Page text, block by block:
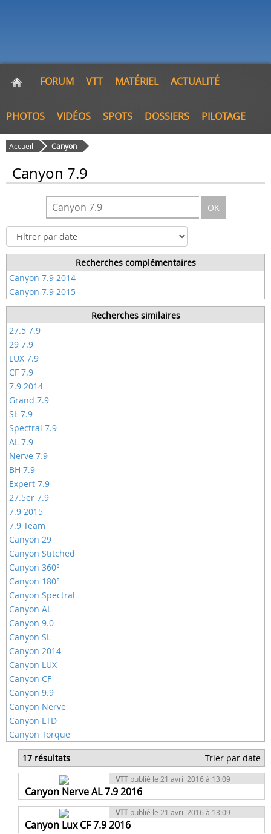
FORUM VTT MATÉRIEL ACTUALITÉ
PHOTOS VIDÉOS SPOTS DOSSIERS PILOTAGE
Accueil Canyon
Canyon 7.9
OK
Recherches complémentaires
Canyon 7.9 2014
Canyon 7.9 2015
Recherches similaires
27.5 7.9
29 7.9
LUX 7.9
CF 7.9
7.9 2014
Grand 7.9
SL 7.9
Spectral 7.9
AL 7.9
Nerve 7.9
BH 7.9
Expert 7.9
27.5er 7.9
7.9 2015
7.9 Team
Canyon 29
Canyon Stitched
Canyon 360°
Canyon 180°
Canyon Spectral
Canyon AL
Canyon 9.0
Canyon SL
Canyon 2014
Canyon LUX
Canyon CF
Canyon 9.9
Canyon Nerve
Canyon LTD
Canyon Torque
17 résultats Trier par date
VTT publié le 21 avril 2016 à 13:09
Canyon Nerve AL 7.9 2016
VTT publié le 21 avril 2016 à 13:09
Canyon Lux CF 7.9 2016